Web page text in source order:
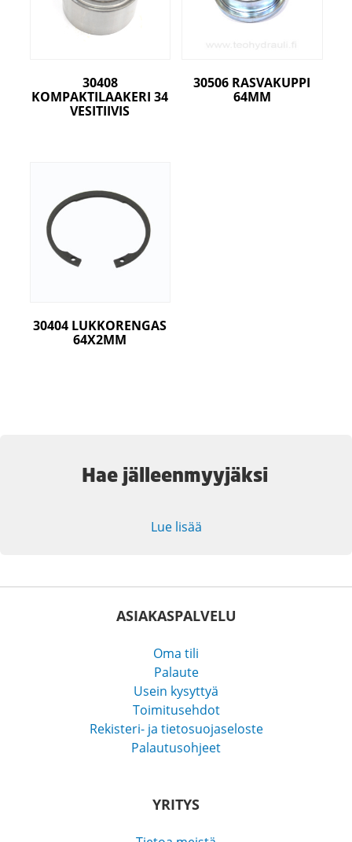
30408
KOMPAKTILAAKERI 34
VESITIIVIS
30506 RASVAKUPPI
64MM
30404 LUKKORENGAS
64X2MM
Hae jälleenmyyjäksi
Lue lisää
ASIAKASPALVELU
Oma tili
Palaute
Usein kysyttyä
Toimitusehdot
Rekisteri- ja tietosuojaseloste
Palautusohjeet
YRITYS